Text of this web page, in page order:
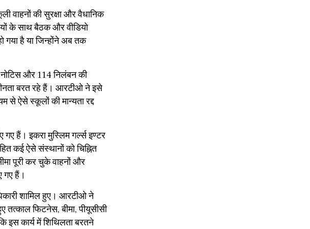
वाहनों की सुरक्षा और वैधानिक
के साथ बैठक और वीडियो
गया है या जिन्होंने अब तक
और 114 निलंबन की
बरत रहे हैं। आरटीओ ने इसे
से ऐसे स्कूलों की मान्यता रद्द
हैं। इकरा मुस्लिम गर्ल्स इण्टर
कई ऐसे संस्थानों को चिह्नित
पूरी कर चुके वाहनों और
गए हैं।
शामिल हुए। आरटीओ ने
तत्काल फिटनेस, बीमा, पीयूसीसी
इस कार्य में शिथिलता बरतने